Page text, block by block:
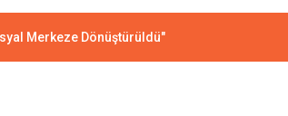
Merkeze Dönüştürüldü"